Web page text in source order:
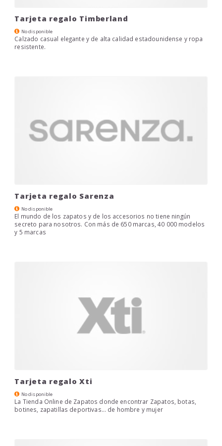
Tarjeta regalo Timberland
No disponible
Calzado casual elegante y de alta calidad estadounidense y ropa
resistente.
Tarjeta regalo Sarenza
No disponible
El mundo de los zapatos y de los accesorios no tiene ningún
secreto para nosotros. Con más de 650 marcas, 40 000 modelos
y 5 marcas
Tarjeta regalo Xti
No disponible
La Tienda Online de Zapatos donde encontrar Zapatos, botas,
botines, zapatillas deportivas... de hombre y mujer